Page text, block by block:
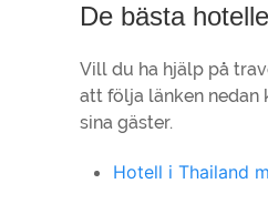
De bästa
Vill du ha hjälp på
att följa länken
sina gäster.
Hotell i Thailand